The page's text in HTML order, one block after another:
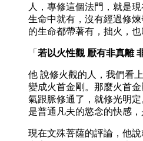
人，專修這個法門，就是
生命中就有，沒有經過修
的生命都帶著有，拙火，
「 若以火性觀 厭有非真離
他 說修火觀的人，我們看
變成火首金剛。那麼火首
氣跟脈修通了，就修光明
是普通凡夫的慾念的快感
現在文殊菩薩的評論，他